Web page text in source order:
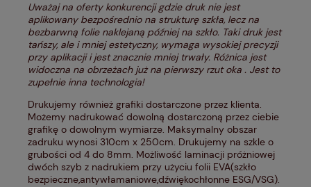
Uważaj na oferty konkurencji gdzie druk nie jest
aplikowany bezpośrednio na strukturę szkła, lecz na
bezbarwną folie naklejaną później na szkło. Taki druk jest
tańszy, ale i mniej estetyczny, wymaga wysokiej precyzji
przy aplikacji i jest znacznie mniej trwały. Różnica jest
widoczna na obrzeżach już na pierwszy rzut oka . Jest to
zupełnie inna technologia!
Drukujemy również grafiki dostarczone przez klienta.
Możemy nadrukować dowolną dostarczoną przez ciebie
grafikę o dowolnym wymiarze. Maksymalny obszar
zadruku wynosi 310cm x 250cm. Drukujemy na szkle o
grubości od 4 do 8mm. Możliwość laminacji próżniowej
dwóch szyb z nadrukiem przy użyciu folii EVA(szkło
bezpieczne,antywłamaniowe,dźwiękochłonne ESG/VSG).